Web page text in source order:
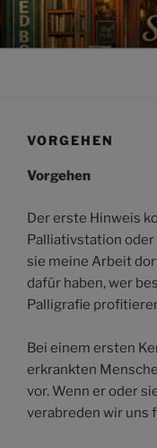
Zum
Inhalt
springen
VORGEHEN
Vorgehen
Der erste Hinweis
Palliativstation oder
sie meine Arbeit
dafür haben, wer
Palligrafie
Bei einem ersten
erkrankten
vor. Wenn er oder
verabreden wir uns